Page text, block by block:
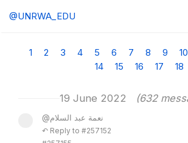
@UNRWA_EDU
1 2 3 4 5 6 7 8 9 10
14
15 16 17 18
19 June 2022 (632
@نعمة عبد السلام
↶ Reply to #257152